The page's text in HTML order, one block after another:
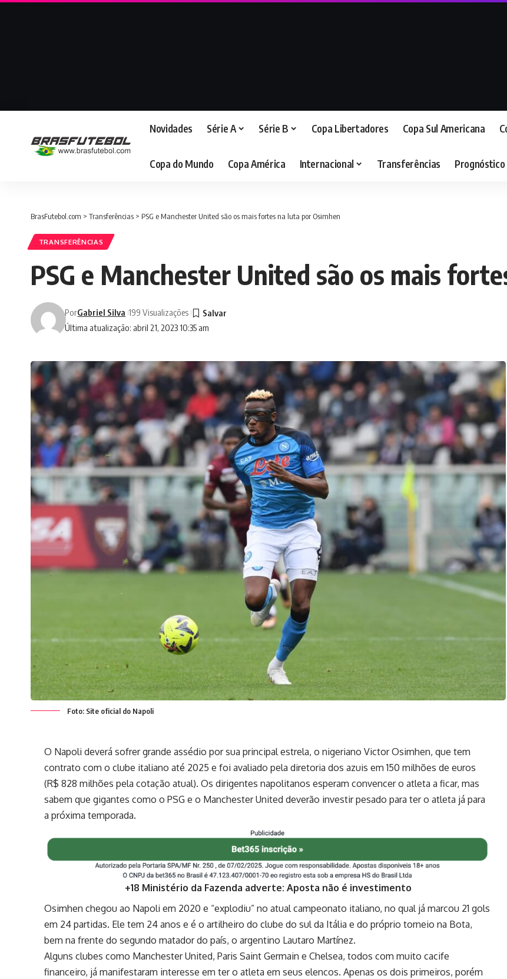
Novidades Série A Série B Copa Libertadores Copa Sul Americana
Copa do Mundo Copa América Internacional Transferências Prognóstico
BrasFutebol.com > Transferências > PSG e Manchester United são os mais fortes na luta por Osimhen
TRANSFERÊNCIAS
PSG e Manchester United são os mais
Última atualização: abril 21, 2023 10:35 am
PorGabriel Silva 199 Visualizações
Foto: Site oficial do Napoli
O Napoli deverá sofrer grande assédio por sua principal estrela, o nigeriano Victor Osimhen, que tem
contrato com o clube italiano até 2025 e foi avaliado pela diretoria dos azuis em 150 milhões de euros
(R$ 828 milhões pela cotação atual). Os dirigentes napolitanos esperam convencer o atleta a ficar, mas
sabem que gigantes como o PSG e o Manchester United deverão investir pesado para ter o atleta já para
a próxima temporada.
+18 Ministério da Fazenda adverte: Aposta não é investimento
Osimhen chegou ao Napoli em 2020 e “explodiu” no atual campeonato italiano, no qual já marcou 21 gols
em 24 partidas. Ele tem 24 anos e é o artilheiro do clube do sul da Itália e do próprio torneio na Bota,
bem na frente do segundo matador do país, o argentino Lautaro Martínez.
Alguns clubes como Manchester United, Paris Saint Germain e Chelsea, todos com muito cacife
financeiro, já manifestaram interesse em ter o atleta em seus elencos. Apenas os dois primeiros, porém